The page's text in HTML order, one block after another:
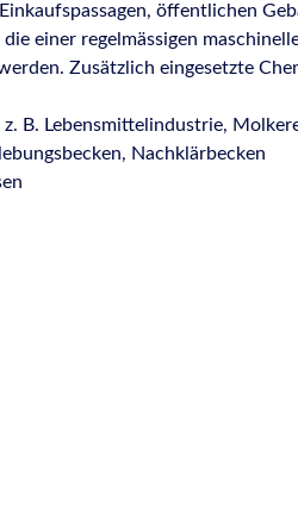
öffentlichen
einer regelmässigen
Zusätzlich eingesetzte
B. Lebensmittelindustrie,
Nachklärbecken